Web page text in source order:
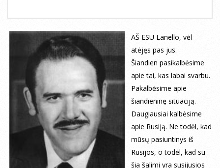
AŠ ESU Lanello, vėl
atėjęs pas jus.
Šiandien pasikalbėsime
apie tai, kas labai svarbu.
Pakalbėsime apie
šiandieninę situaciją.
Daugiausiai kalbėsime
apie Rusiją. Ne todėl, kad
mūsų pasiuntinys iš
Rusijos, o todėl, kad su
šia šalimi yra susijusios